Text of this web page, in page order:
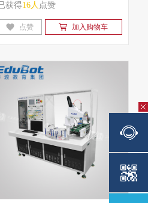
获得16人 点赞
点赞 加入购物车